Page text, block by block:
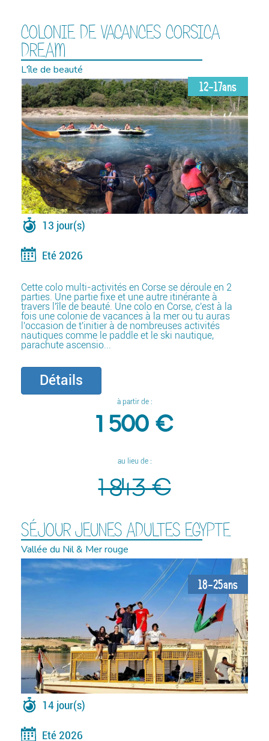
COLONIE DE VACANCES CORSICA
DREAM
L'île de beauté
12-17ans
13 jour(s)
Eté 2026
Cette colo multi-activités en Corse se déroule en 2
parties. Une partie fixe et une autre itinérante à
travers l'île de beauté. Une colo en Corse, c'est à la
fois une colonie de vacances à la mer ou tu auras
l'occasion de t'initier à de nombreuses activités
nautiques comme le paddle et le ski nautique,
parachute ascensio...
Détails
à partir de :
1 500 €
au lieu de :
1 843 €
SÉJOUR JEUNES ADULTES EGYPTE
Vallée du Nil & Mer rouge
18-25ans
14 jour(s)
Eté 2026